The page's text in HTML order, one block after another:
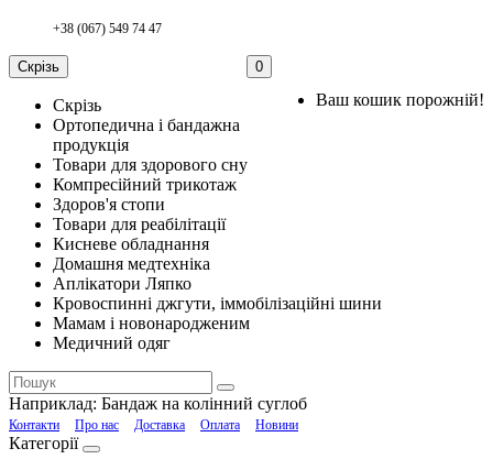
+38 (067) 549 74 47
0
Ваш кошик порожній!
Скрізь
Скрізь
Ортопедична і бандажна
продукція
Товари для здорового сну
Компресійний трикотаж
Здоров'я стопи
Товари для реабілітації
Кисневе обладнання
Домашня медтехніка
Аплікатори Ляпко
Кровоспинні джгути, іммобілізаційні шини
Мамам і новонародженим
Медичний одяг
Наприклад: Бандаж на колінний суглоб
Контакти Про нас Доставка Оплата Новини
Категорії